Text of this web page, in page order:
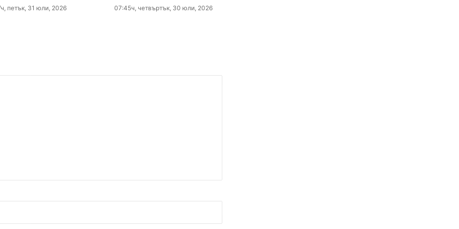
Служители на община Сопот спасиха бедстващо щъркелче
петък, 31 юли, 2026 07:45ч, четвъртък, 30 юли, 2026